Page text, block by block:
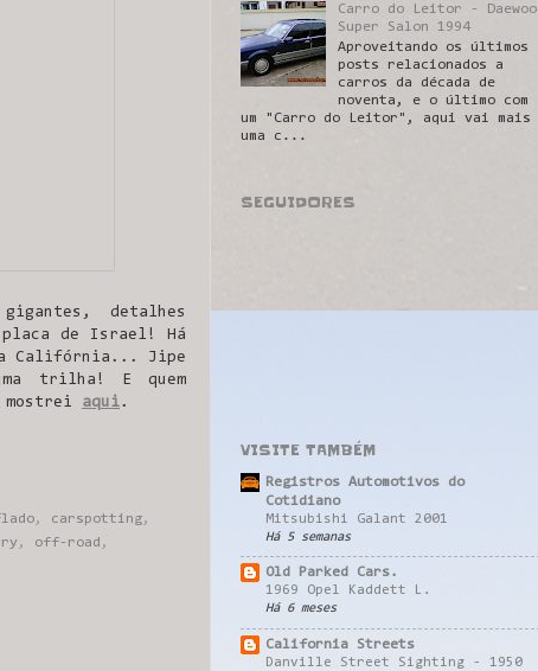
detalhes
placa de Israel! Há
da Califórnia... Jipe
trilha! E quem
mostrei aqui.
, carspotting,
, off-road ,
Carro do Leitor - Daewoo
Super Salon 1994
Aproveitando os últimos
posts relacionados a
carros da década de
noventa, e o último com
um "Carro do Leitor", aqui vai mais
uma c...
SEGUIDORES
VISITE TAMBÉM
Registros Automotivos do
Cotidiano
Mitsubishi Galant 2001
Há 5 semanas
Old Parked Cars.
1969 Opel Kaddett L.
Há 6 meses
California Streets
Danville Street Sighting - 1950